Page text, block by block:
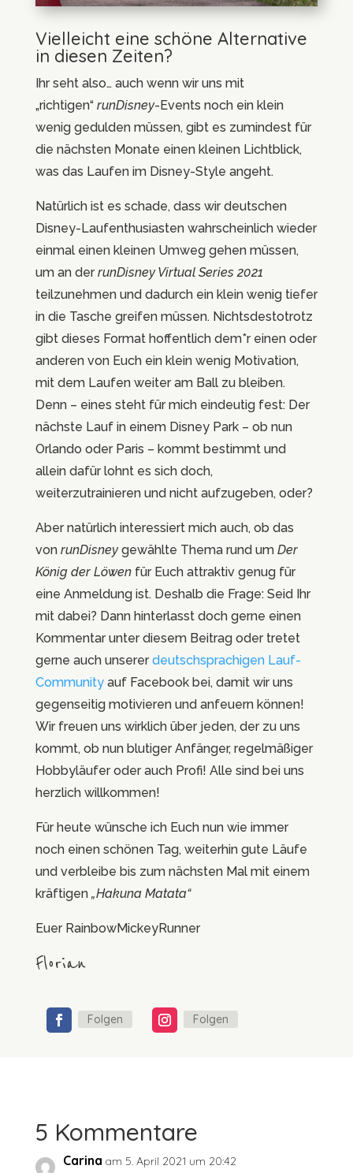
Vielleicht eine schöne Alternative
in diesen Zeiten?
Ihr seht also… auch wenn wir uns mit
„richtigen“ runDisney-Events noch ein klein
wenig gedulden müssen, gibt es zumindest für
die nächsten Monate einen kleinen Lichtblick,
was das Laufen im Disney-Style angeht.
Natürlich ist es schade, dass wir deutschen
Disney-Laufenthusiasten wahrscheinlich wieder
einmal einen kleinen Umweg gehen müssen,
um an derrunDisney Virtual Series 2021
teilzunehmen und dadurch ein klein wenig tiefer
in die Tasche greifen müssen. Nichtsdestotrotz
gibt dieses Format hoffentlich dem*r einen oder
anderen von Euch ein klein wenig Motivation,
mit dem Laufen weiter am Ball zu bleiben.
Denn – eines steht für mich eindeutig fest: Der
nächste Lauf in einem Disney Park – ob nun
Orlando oder Paris – kommt bestimmt und
allein dafür lohnt es sich doch,
weiterzutrainieren und nicht aufzugeben, oder?
Aber natürlich interessiert mich auch, ob das
von runDisneygewählte Thema rund um Der
König der Löwenfür Euch attraktiv genug für
eine Anmeldung ist. Deshalb die Frage: Seid Ihr
mit dabei? Dann hinterlasst doch gerne einen
Kommentar unter diesem Beitrag oder tretet
gerne auch unsererdeutschsprachigen Lauf-
Communityauf Facebook bei, damit wir uns
gegenseitig motivieren und anfeuern können!
Wir freuen uns wirklich über jeden, der zu uns
kommt, ob nun blutiger Anfänger, regelmäßiger
Hobbyläufer oder auch Profi! Alle sind bei uns
herzlich willkommen!
Für heute wünsche ich Euch nun wie immer
noch einen schönen Tag, weiterhin gute Läufe
und verbleibe bis zum nächsten Mal mit einem
kräftigen „Hakuna Matata“
Euer RainbowMickeyRunner
Florian
Folgen Folgen
5 Kommentare
Carina am 5. April 2021 um 20:42